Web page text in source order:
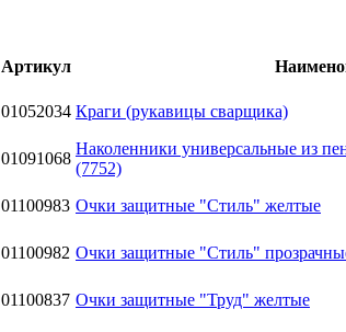
Артикул
01052034 Краги (рукавицы сварщика)
01091068
Наколенники универсальные из
(7752)
01100983 Очки защитные "Стиль" желтые
01100982 Очки защитные "Стиль"
01100837 Очки защитные "Труд" желтые